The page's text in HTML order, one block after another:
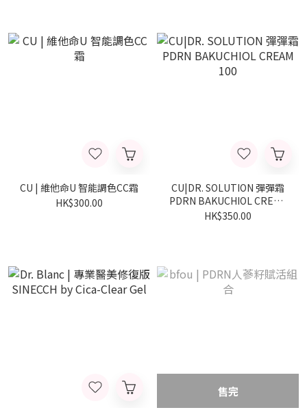
CU | 維他命U 智能調色CC霜
HK$300.00
CU|DR. SOLUTION 彈彈霜
PDRN BAKUCHIOL CREAM
100
HK$350.00
售完